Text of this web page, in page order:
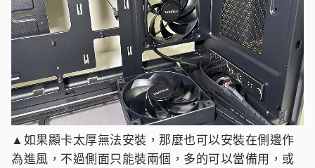
▲如果顯卡太厚無法安裝，那麼也可以安裝在側邊作
為進風，不過側面只能裝兩個，多的可以當備用，或